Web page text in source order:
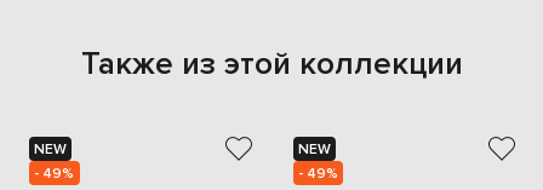
Также из этой коллекции
NEW
- 49%
NEW
- 49%